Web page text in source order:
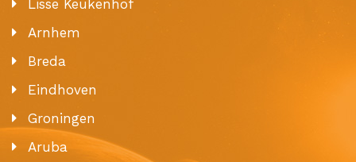
Lisse Keukenhof
Arnhem
Breda
Eindhoven
Groningen
Aruba